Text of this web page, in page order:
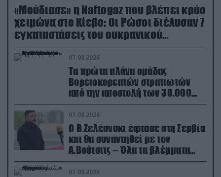
«Μούδιασε» η Naftogaz που βλέπει κρύο
χειμώνα στο Κίεβο: Οι Ρώσοι διέλυσαν 7
εγκαταστάσεις του ουκρανικού
κολοσσού!
07.08.2026
Τα πρώτα πλάνα ομάδας
Βορειοκορεατών στρατιωτών
από την αποστολή των 30.000
που έφτασαν στη Ρωσία (βίντεο)
07.08.2026
Ο Β.Ζελέσνσκι έφτασε στη Σερβία
και θα συναντηθεί με τον
Α.Βούτσιτς – Όλα τα βλέμματα
στις σχέσεις με τη Ρωσία
07.08.2026